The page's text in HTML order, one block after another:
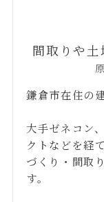
間取りや
鎌倉市在住の
大手ゼネコン
クトなどを経
づくり・間取
す。